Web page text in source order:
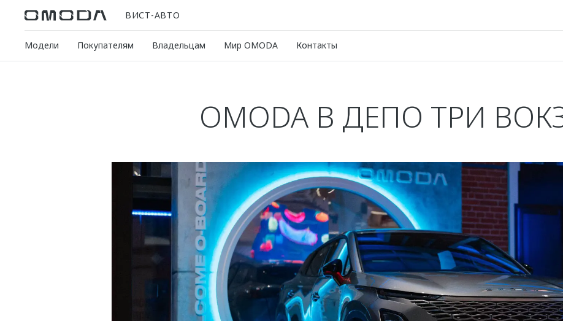
ВИСТ-АВТО
Модели Покупателям Владельцам Мир OMODA Контакты
OMODA В ДЕПО ТРИ